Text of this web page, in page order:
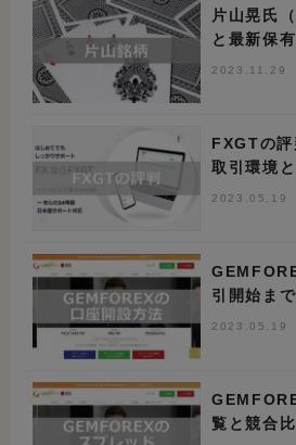
片山晃氏
と最新保
資家
2023.11.29
FXGTの
取引環境
め手”
2023.05.19
引開始ま
2023.05.19
覧と競合
凄腕投資アドバイザー加藤
ードで利益続出」
This will close in1